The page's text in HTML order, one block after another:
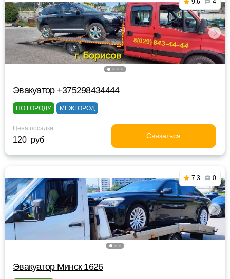
9.6 4
Эвакуатор +375298434444
ПО ГОРОДУ МЕЖГОРОД
Цена посадки
120 руб Связаться
7.3 0
Эвакуатор Минск 1626